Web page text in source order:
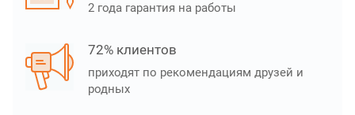
2 года гарантия на работы
72% клиентов
приходят по рекомендациям друзей и
родных